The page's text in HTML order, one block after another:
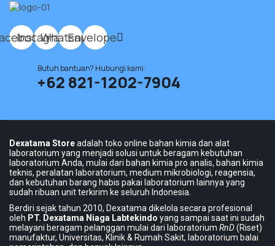
Instagram
WhatsappEnvelope
Butuh bantuan? Hubungi kami:
+62 821-1202-7904
Dexatama Storeadalah toko online bahan kimia dan alat
laboratorium yang menjadi solusi untuk beragam kebutuhan
laboratorium Anda, mulai dari bahan kimia pro analis, bahan kimia
teknis, peralatan laboratorium, medium mikrobiologi, reagensia,
dan kebutuhan barang habis pakai laboratorium lainnya yang
sudah ribuan unit terkirim ke seluruh Indonesia.
Berdiri sejak tahun 2010, Dexatama dikelola secara profesional
oleh PT. Dexatama Niaga Labtekindo yang sampai saat ini sudah
melayani beragam pelanggan mulai dari laboratorium RnD(Riset)
manufaktur, Universitas, Klinik & Rumah Sakit, laboratorium balai